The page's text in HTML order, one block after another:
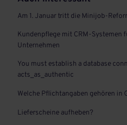
Am 1. Januar tritt die Minijob-
Kundenpflege mit CRM-Systemen
Unternehmen
You must establish a database
acts_as_authentic
Welche Pflichtangaben gehören in
Lieferscheine aufheben?